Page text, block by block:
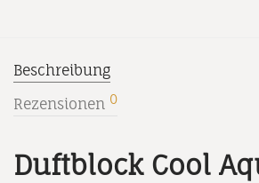
Beschreibung
Rezensionen 0
Duftblock Cool